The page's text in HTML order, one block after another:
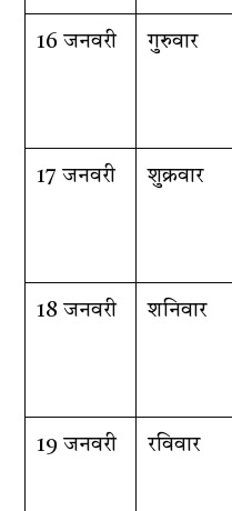
16 जनवरी गुरुवार
17 जनवरी शुक्रवार
18 जनवरी शनिवार
19 जनवरी रविवार